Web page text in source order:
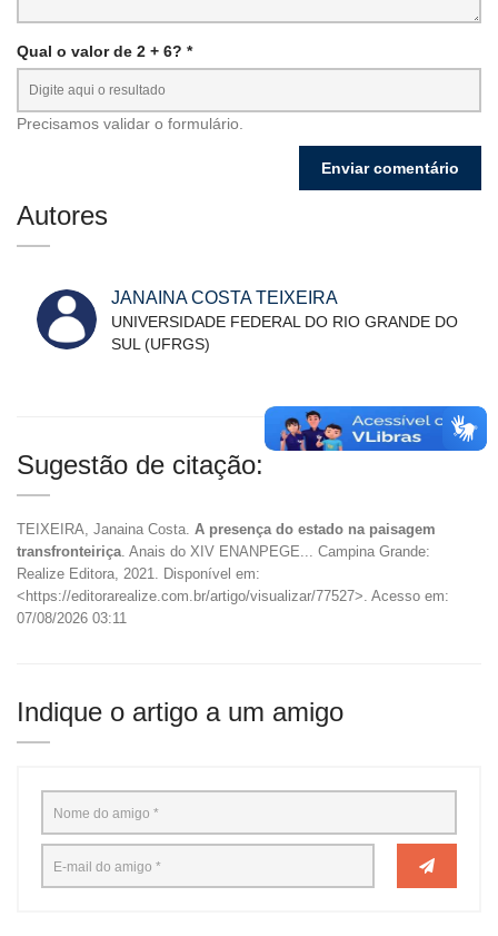
Qual o valor de 2 + 6? *
Precisamos validar o formulário.
Autores
JANAINA COSTA TEIXEIRA
UNIVERSIDADE FEDERAL DO RIO GRANDE DO
SUL (UFRGS)
Sugestão de citação:
TEIXEIRA, Janaina Costa. A presença do estado na paisagem
transfronteiriça. Anais do XIV ENANPEGE... Campina Grande:
Realize Editora, 2021. Disponível em:
<https://editorarealize.com.br/artigo/visualizar/77527>. Acesso em:
07/08/2026 03:11
Indique o artigo a um amigo